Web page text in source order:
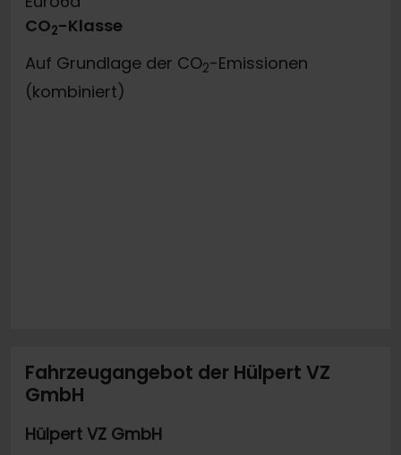
CO2-Klasse
Auf Grundlage der CO2-Emissionen
(kombiniert)
Fahrzeugangebot der Hülpert VZ
GmbH
Hülpert VZ GmbH